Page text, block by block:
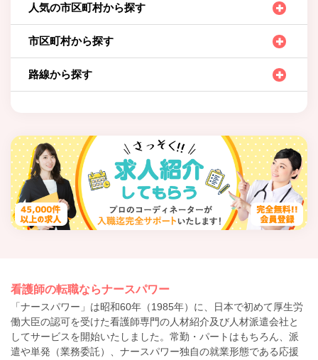
人気の市区町村から探す
市区町村から探す
路線から探す
看護師の転職ならナースパワー
「ナースパワー」は昭和60年（1985年）に、日本で初めて厚生労
働大臣の認可を受けた看護師専門の人材紹介及び人材派遣会社と
してサービスを開始いたしました。常勤・パートはもちろん、派
遣や単発（業務委託）、ナースパワー独自の就業形態である応援